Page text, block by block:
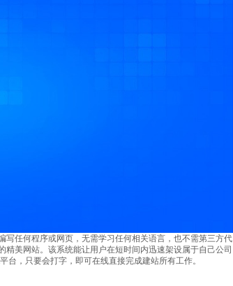
任何程序或网页，无需学习任何相关语言，也不需第三方代
美网站。该系统能让用户在短时间内迅速架设属于自己公司
，只要会打字，即可在线直接完成建站所有工作。